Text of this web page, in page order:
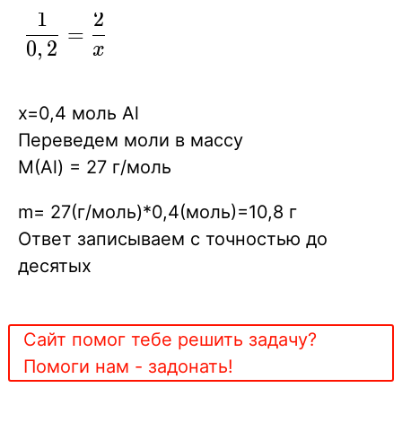
\displaystyle
{ \frac{1}
\frac{2}{x}
}
0, 2
1
=
x
2
x=0,4 моль Al
Переведем моли в массу
М(Al) = 27 г/моль
m= 27(г/моль)*0,4(моль)=10,8 г
Ответ записываем с точностью до
десятых
Сайт помог тебе решить задачу?
Помоги нам - задонать!